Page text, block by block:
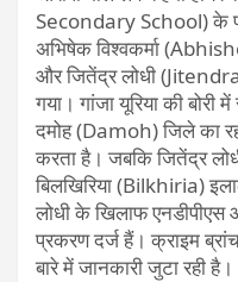
Secondary School) के
अभिषेक विश्वकर्मा
और जितेंद्र लोधी
गया। गांजा यूरिया की
दमोह (Damoh) जिले का
करता है। जबकि जितेंद्र
बिलखिरिया (Bilkhiria)
लोधी के खिलाफ
प्रकरण दर्ज हैं। क्राइम
बारे में जानकारी जुटा रही है।